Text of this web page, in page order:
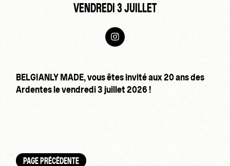
VENDREDI 3 JUILLET
BELGIANLY MADE, vous êtes invité aux 20 ans des
Ardentes le vendredi 3 juillet 2026 !
PAGE PRÉCÉDENTE